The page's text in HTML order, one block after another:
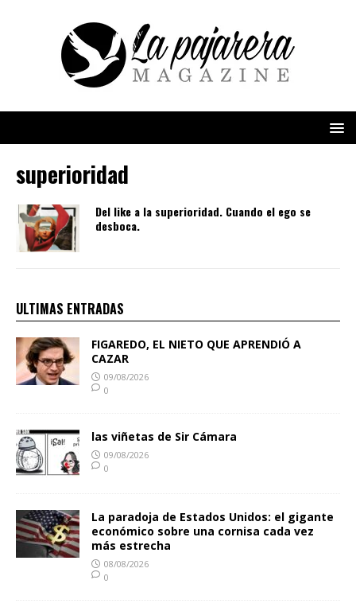
superioridad
Del like a la superioridad. Cuando el ego se
desboca.
ULTIMAS ENTRADAS
FIGAREDO, EL NIETO QUE APRENDIÓ A
CAZAR
09/08/2026
0
las viñetas de Sir Cámara
09/08/2026
0
La paradoja de Estados Unidos: el gigante
económico sobre una cornisa cada vez
más estrecha
08/08/2026
0